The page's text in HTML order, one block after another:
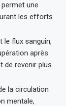
une
les efforts
le flux sanguin,
après
de revenir plus
la circulation
mentale,